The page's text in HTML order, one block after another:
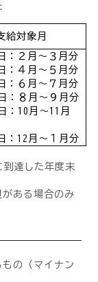
給対象月
：２月～３月分
：４月～５月分
：６月～７月分
：８月～９月分
：10月～11月
：12月～１月分
達した年度末
ある場合のみ
の（マイナン